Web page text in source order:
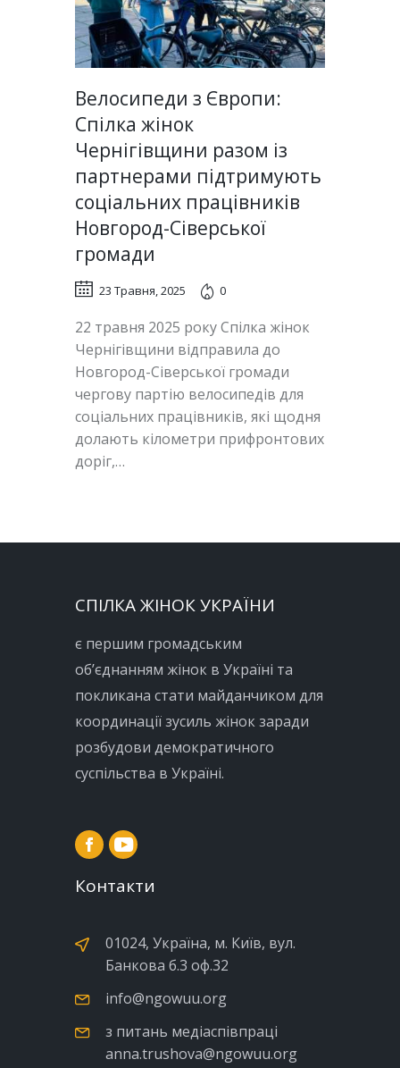
Велосипеди з Європи:
Спілка жінок
Чернігівщини разом із
партнерами підтримують
соціальних працівників
Новгород-Сіверської
громади
23 Травня, 2025 0
22 травня 2025 року Спілка жінок
Чернігівщини відправила до
Новгород-Сіверської громади
чергову партію велосипедів для
соціальних працівників, які щодня
долають кілометри прифронтових
доріг,…
СПІЛКА ЖІНОК УКРАЇНИ
є першим громадським
об’єднанням жінок в Україні та
покликана стати майданчиком для
координації зусиль жінок заради
розбудови демократичного
суспільства в Україні.
Контакти
01024, Україна, м. Київ, вул.
Банкова б.3 оф.32
info@ngowuu.org
з питань медіаспівпраці
anna.trushova@ngowuu.org